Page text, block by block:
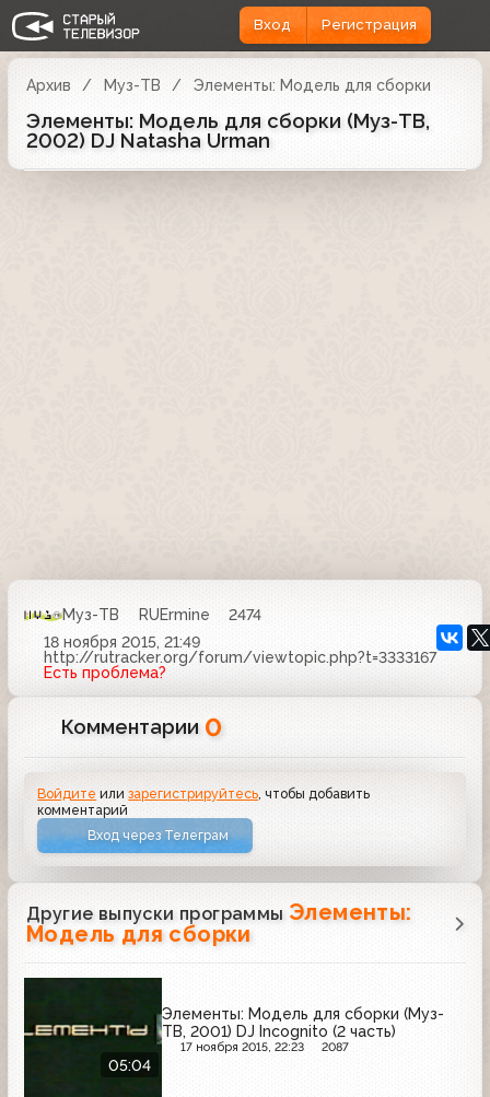
Вход Регистрация
Архив Муз-ТВ Элементы: Модель для сборки
Элементы: Модель для сборки (Муз-ТВ,
2002) DJ Natasha Urman
Муз-ТВ RUErmine
2474
18 ноября 2015, 21:49
http://rutracker.org/forum/viewtopic.php?t=3333167
Есть проблема?
Комментарии 0
Войдите илизарегистрируйтесь , чтобы добавить
комментарий
Вход через Телеграм
Другие выпуски программы Элементы:
Модель для сборки
05:04
Элементы: Модель для сборки (Муз-
ТВ, 2001) DJ Incognito (2 часть)
17 ноября 2015, 22:23 2087